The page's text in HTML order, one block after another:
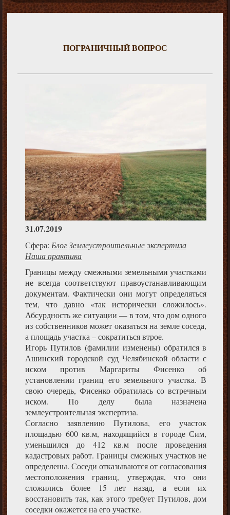
ПОГРАНИЧНЫЙ ВОПРОС
31.07.2019
Сфера: БлогЗемлеустроительные экспертиза
Наша практика
Границы между смежными земельными участками
не всегда соответствуют правоустанавливающим
документам. Фактически они могут определяться
тем, что давно «так исторически сложилось».
Абсурдность же ситуации — в том, что дом одного
из собственников может оказаться на земле соседа,
а площадь участка – сократиться втрое.
Игорь Путилов (фамилии изменены) обратился в
Ашинский городской суд Челябинской области с
иском против Маргариты Фисенко об
установлении границ его земельного участка. В
свою очередь, Фисенко обратилась со встречным
иском. По делу была назначена
землеустроительная экспертиза.
Согласно заявлению Путилова, его участок
площадью 600 кв.м, находящийся в городе Сим,
уменьшился до 412 кв.м после проведения
кадастровых работ. Границы смежных участков не
определены. Соседи отказываются от согласования
местоположения границ, утверждая, что они
сложились более 15 лет назад, а если их
восстановить так, как этого требует Путилов, дом
соседки окажется на его участке.